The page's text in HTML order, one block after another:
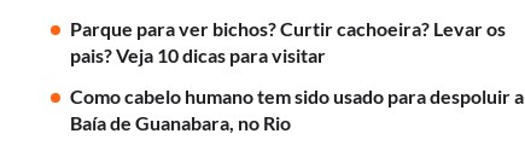
Parque para ver bichos? Curtir cachoeira? Levar os
pais? Veja 10 dicas para visitar
Como cabelo humano tem sido usado para despoluir a
Baía de Guanabara, no Rio